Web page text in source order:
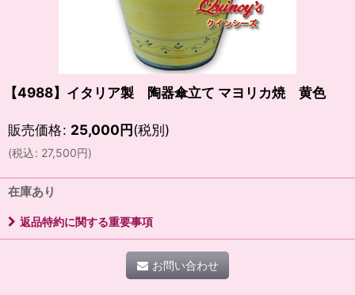
【4988】イタリア製 陶器傘立て マヨリカ焼 黄色
販売価格: 25,000円(税別)
(税込: 27,500円)
在庫あり
返品特約に関する重要事項
お問い合わせ